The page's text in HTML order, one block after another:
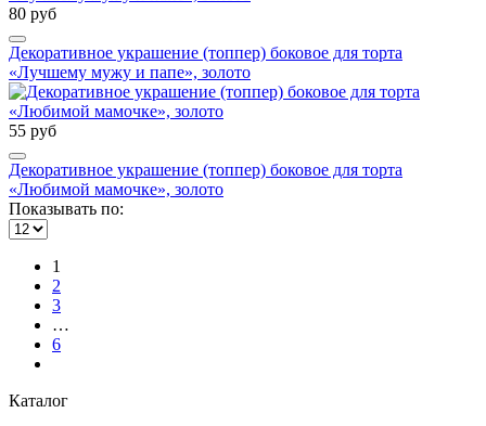
80 руб
Декоративное украшение (топпер) боковое для торта
«Лучшему мужу и папе», золото
55 руб
Декоративное украшение (топпер) боковое для торта
«Любимой мамочке», золото
Показывать по:
1
2
3
…
6
Каталог